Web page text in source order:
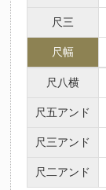
尺三
尺幅
尺八横
尺五アンド
尺三アンド
尺二アンド